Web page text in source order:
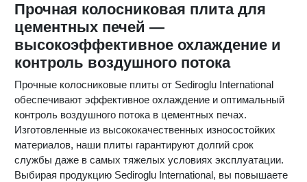
Прочная колосниковая плита для
цементных печей —
высокоэффективное охлаждение и
контроль воздушного потока
Прочные колосниковые плиты от Sediroglu International
обеспечивают эффективное охлаждение и оптимальный
контроль воздушного потока в цементных печах.
Изготовленные из высококачественных износостойких
материалов, наши плиты гарантируют долгий срок
службы даже в самых тяжелых условиях эксплуатации.
Выбирая продукцию Sediroglu International, вы повышаете